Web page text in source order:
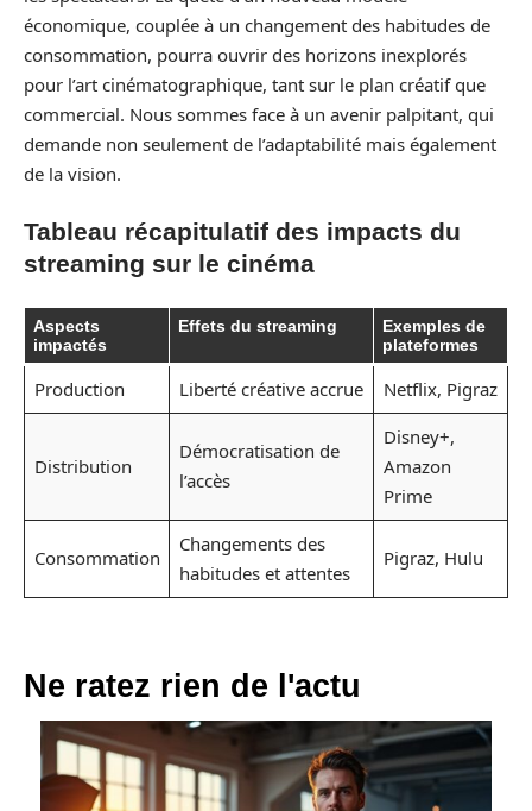
économique, couplée à un changement des habitudes de
consommation, pourra ouvrir des horizons inexplorés
pour l’art cinématographique, tant sur le plan créatif que
commercial. Nous sommes face à un avenir palpitant, qui
demande non seulement de l’adaptabilité mais également
de la vision.
Tableau récapitulatif des impacts du
streaming sur le cinéma
Aspects
impactés
Effets du streaming
Exemples de
plateformes
Production Liberté créative accrue Netflix, Pigraz
Distribution
Démocratisation de
l’accès
Disney+,
Amazon
Prime
Consommation
Changements des
habitudes et attentes
Pigraz, Hulu
Ne ratez rien de l'actu